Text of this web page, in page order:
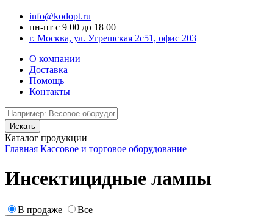
info@kodopt.ru
пн-пт с 9 00 до 18 00
г. Москва, ул. Угрешская 2с51, офис 203
О компании
Доставка
Помощь
Контакты
Каталог продукции
Главная Кассовое и торговое оборудование
Инсектицидные лампы
В продаже Все